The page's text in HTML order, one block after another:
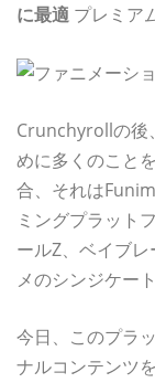
に最適 プレミア
Crunchyrollの後
めに多くのこと
合、それは
ミングプラット
ールZ、ベイブ
メのシンジケー
今日、このプラ
ナルコンテンツ